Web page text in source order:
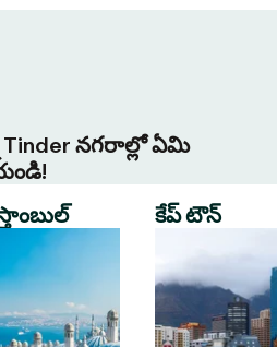
Tinder నగరాల్లో ఏమి
కేప్ టౌన్